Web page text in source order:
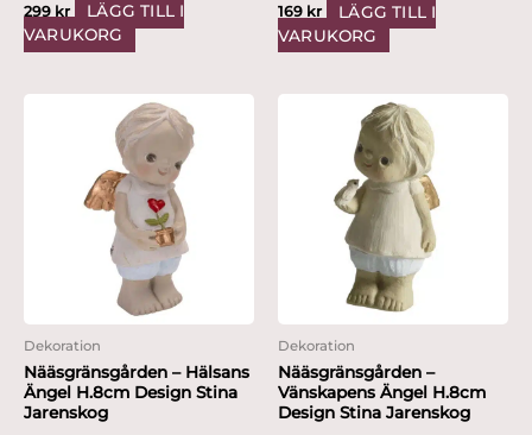
299 kr
LÄGG TILL I
VARUKORG
169 kr
LÄGG TILL I
VARUKORG
Dekoration
Nääsgränsgården – Hälsans
Ängel H.8cm Design Stina
Jarenskog
Dekoration
Nääsgränsgården –
Vänskapens Ängel H.8cm
Design Stina Jarenskog